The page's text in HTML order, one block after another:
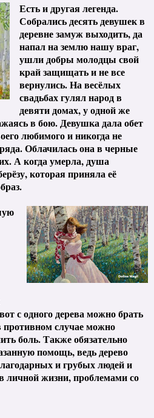
Есть и другая легенда.
Собрались десять девушек в
деревне замуж выходить, да
напал на землю нашу враг,
ушли добры молодцы свой
край защищать и не все
вернулись. На весёлых
свадьбах гулял народ в
девяти домах, у одной же
в бою. Девушка дала обет
любимого и никогда не
Облачилась она в черные
А когда умерла, душа
которая приняла её
с одного дерева можно брать
противном случае можно
боль. Также обязательно
помощь, ведь дерево
и грубых людей и
личной жизни, проблемами со